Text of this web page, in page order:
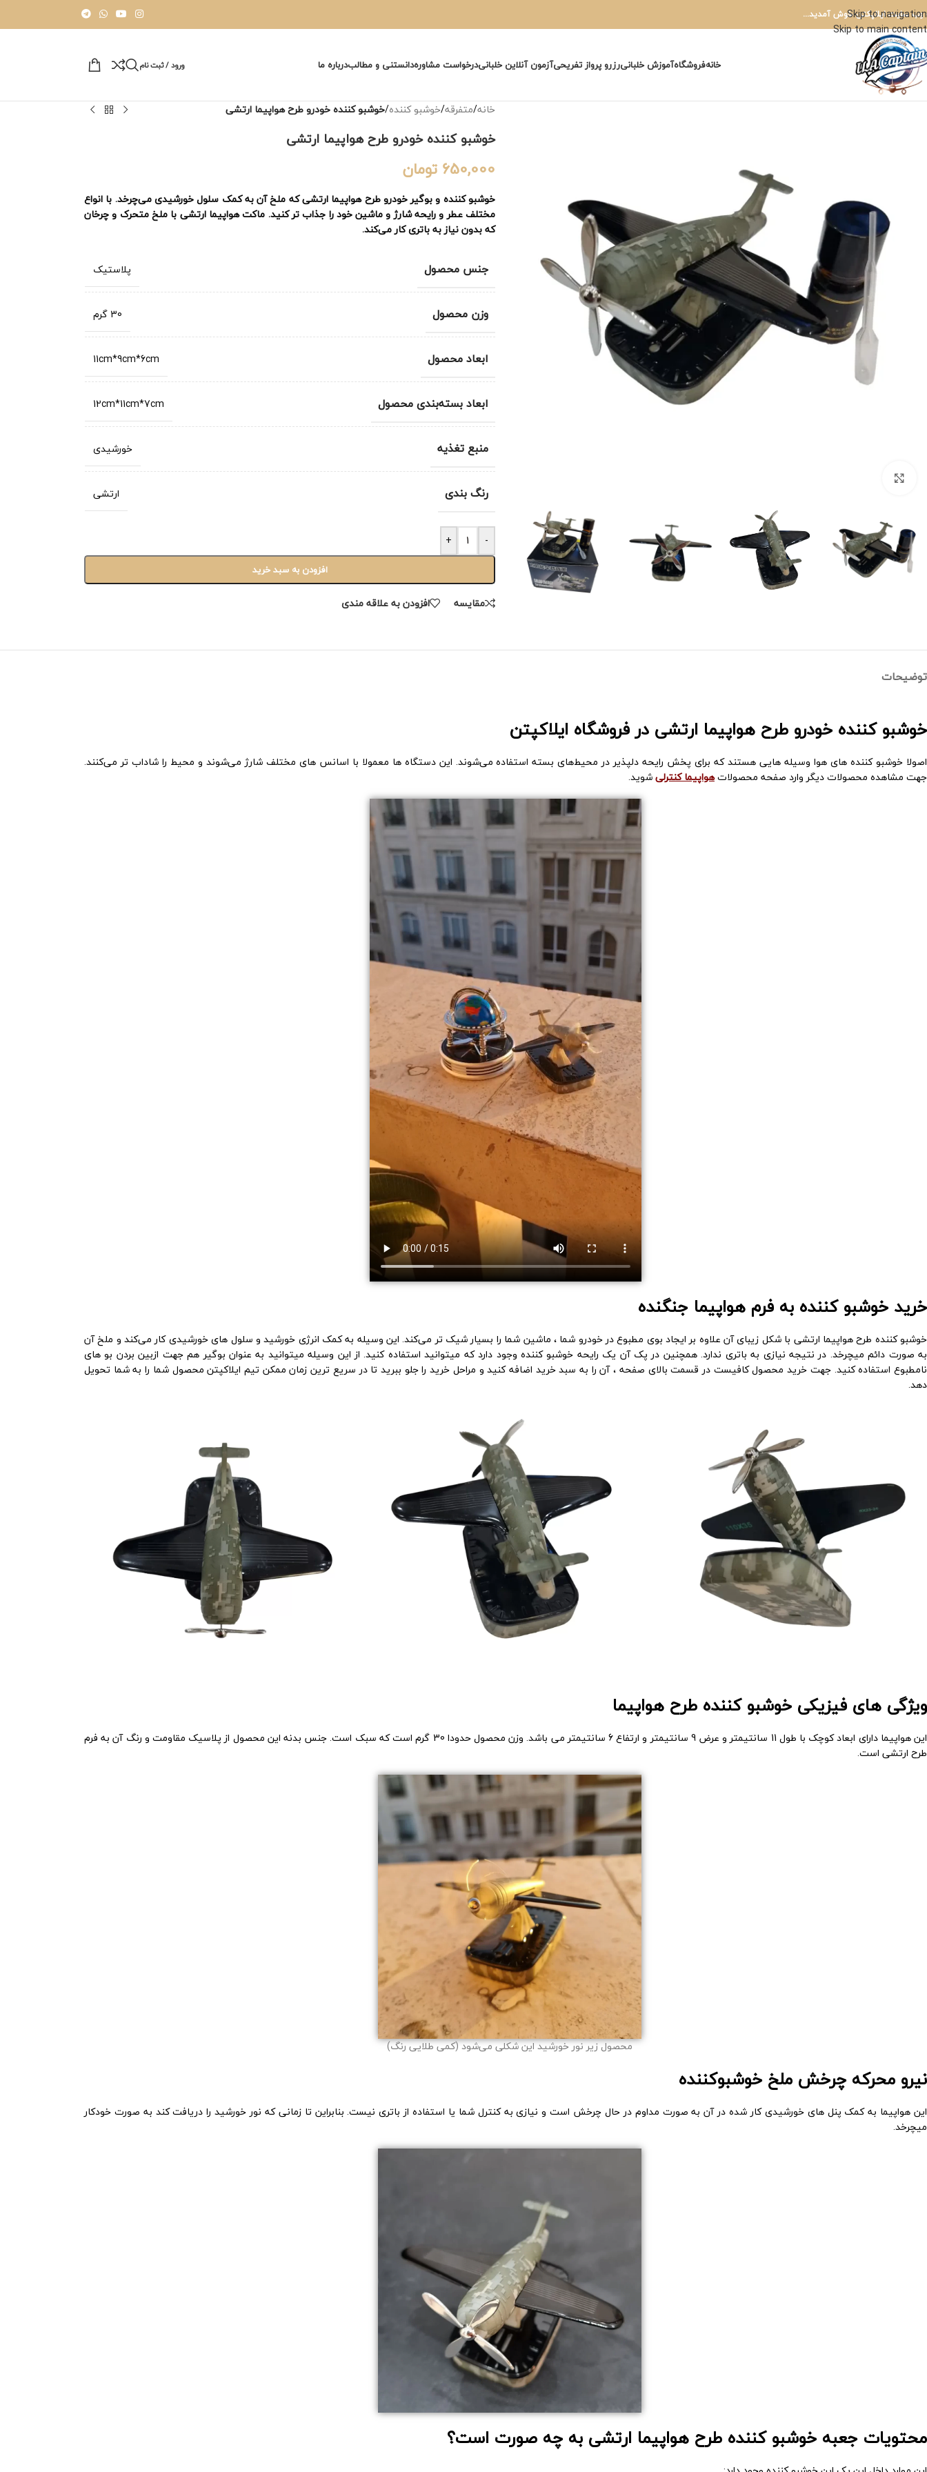
Skip to navigation
Skip to main content
وب سایت ایلاپکتن خوش آمدید...
خانهفروشگاهآموزش خلبانیرزرو پرواز تفریحیآزمون آنلاین خلبانیدرخواست مشاورهدانستنی و مطالبدرباره ما ورود / ثبت نام
خانه/متفرقه/خوشبو کننده/خوشبو کننده خودرو طرح هواپیما ارتشی
خوشبو کننده خودرو طرح هواپیما ارتشی
650,000 تومان
خوشبو کننده و بوگیر خودرو طرح هواپیما ارتشی که ملخ آن به کمک سلول خورشیدی می‌چرخد. با انواع
مختلف عطر و رایحه شارژ و ماشین خود را جذاب تر کنید. ماکت هواپیما ارتشی با ملخ متحرک و چرخان
که بدون نیاز به باتری کار می‌کند.
جنس محصول پلاستیک
وزن محصول 30 گرم
ابعاد محصول 11cm*9cm*6cm
ابعاد بسته‌بندی محصول 12cm*11cm*7cm
منبع تغذیه خورشیدی
رنگ بندی ارتشی
-
+
افزودن به سبد خرید
مقایسه افزودن به علاقه مندی
توضیحات
خوشبو کننده خودرو طرح هواپیما ارتشی درفروشگاه ایلاکپتن
اصولا خوشبو کننده های هوا وسیله هایی هستند که برای پخش رایحه دلپذیر در محیط‌های بسته استفاده می‌شوند. این دستگاه ها معمولا با اسانس های مختلف شارژ می‌شوند و محیط را شاداب تر می‌کنند.
جهت مشاهده محصولات دیگر وارد صفحه محصولاتهواپیما کنترلیشوید.
خرید خوشبو کننده به فرم هواپیما جنگنده
خوشبو کننده طرح هواپیما ارتشی با شکل زیبای آن علاوه بر ایجاد بوی مطبوع در خودرو شما ، ماشین شما را بسیار شیک تر می‌کند. این وسیله به کمک انرژی خورشید و سلول های خورشیدی کار می‌کند و ملخ آن
به صورت دائم میچرخد. در نتیجه نیازی به باتری ندارد. همچنین در پک آن یک رایحه خوشبو کننده وجود دارد که میتوانید استفاده کنید. از این وسیله میتوانید به عنوان بوگیر هم جهت ازبین بردن بو های
نامطبوع استفاده کنید.جهت خرید محصول کافیست در قسمت بالای صفحه ، آن را به سبد خرید اضافه کنید و مراحل خرید را جلو ببرید تا در سریع ترین زمان ممکن تیم ایلاکپتن محصول شما را به شما تحویل
دهد.
ویژگی های فیزیکی خوشبو کننده طرح هواپیما
این هواپیما دارای ابعاد کوچک با طول 11 سانتیمتر و عرض 9 سانتیمتر و ارتفاع 6 سانتیمتر می باشد. وزن محصول حدودا 30 گرم است که سبک است. جنس بدنه این محصول از پلاسیک مقاومت و رنگ آن به فرم
طرح ارتشی است.
محصول زیر نور خورشید این شکلی می‌شود (کمی طلایی رنگ)
نیرو محرکه چرخش ملخ خوشبوکننده
این هواپیما به کمک پنل های خورشیدی کار شده در آن به صورت مداوم در حال چرخش است و نیازی به کنترل شما یا استفاده از باتری نیست. بنابراین تا زمانی که نور خورشید را دریافت کند به صورت خودکار
میچرخد.
محتویات جعبه خوشبو کننده طرح هواپیما ارتشی به چه صورت است؟